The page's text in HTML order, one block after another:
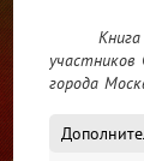
участников
города